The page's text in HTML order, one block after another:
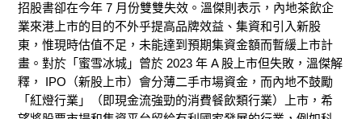
招股書卻在今年 7 月份雙雙失效。溫傑則表示，內地茶飲企
業來港上市的目的不外乎提高品牌效益、集資和引入新股
東，惟現時估值不足，未能達到預期集資金額而暫緩上市計
畫。對於「蜜雪冰城」曾於 2023 年 A 股上市但失敗，溫傑解
釋， IPO（新股上市）會分薄二手市場資金，而內地不鼓勵
「紅燈行業」（即現金流強勁的消費餐飲類行業）上市，希